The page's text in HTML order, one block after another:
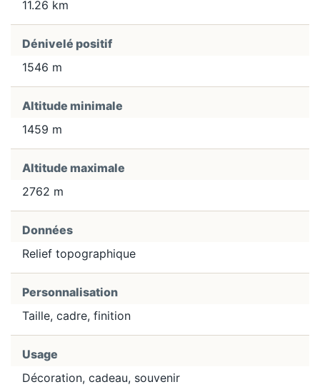
11.26 km
Dénivelé positif
1546 m
Altitude minimale
1459 m
Altitude maximale
2762 m
Données
Relief topographique
Personnalisation
Taille, cadre, finition
Usage
Décoration, cadeau, souvenir